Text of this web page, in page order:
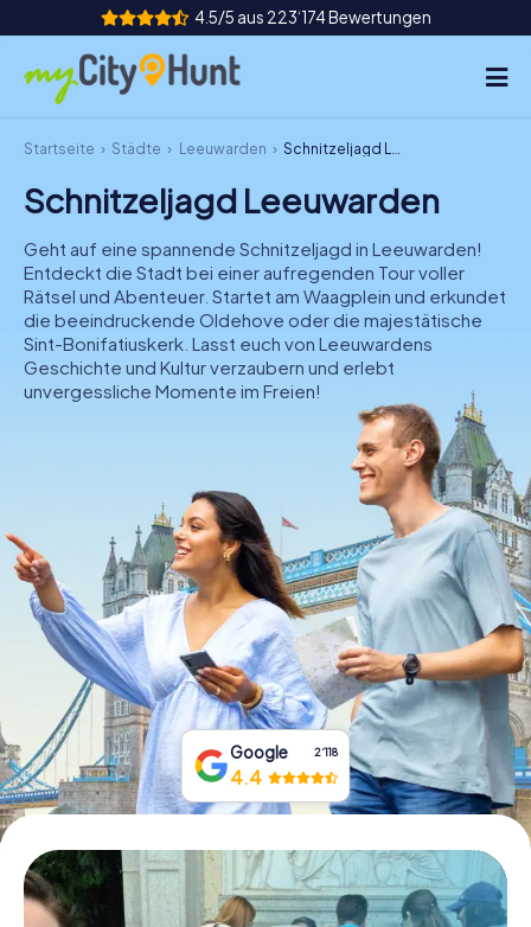
4.5/5 aus 223‘174 Bewertungen
So funktioniert's
Städte
Touren
Teamevent
Tickets
DE
IE
NL
Tickets buchen
Gutscheine bestellen
Startseite Städte Leeuwarden Schnitzeljagd Leeuwarden
Schnitzeljagd Leeuwarden
Geht auf eine spannende Schnitzeljagd in Leeuwarden!
Entdeckt die Stadt bei einer aufregenden Tour voller
Rätsel und Abenteuer. Startet am Waagplein und erkundet
die beeindruckende Oldehove oder die majestätische
Sint-Bonifatiuskerk. Lasst euch von Leeuwardens
Geschichte und Kultur verzaubern und erlebt
unvergessliche Momente im Freien!
Google 2‘118
4.4